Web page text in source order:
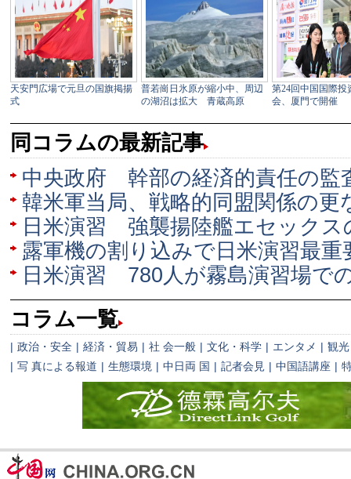
同コラムの最新記事
中央政府 幹部の経済的責任の監
韓米軍当局、戦略的同盟関係の更
日米演習 強襲揚陸艦エセックス
露軍機の割り込みで日米演習最重
日米演習 780人が霧島演習場で
コラム一覧
| 政治・安全 | 経済・貿易 | 社 会一般 | 文化・科学 | エンタメ | 観光
| 写 真による報道 | 生態環境 | 中日両 国 | 記者会見 | 中国語講座 |